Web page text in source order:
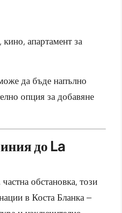
апартамент за
да бъде напълно
опция за добавяне
до La
частна обстановка, този
в Коста Бланка –